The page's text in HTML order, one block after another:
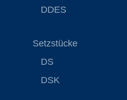
DDES
Setzstücke
DS
DSK